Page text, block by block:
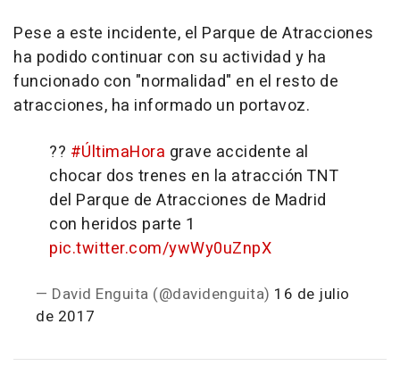
Pese a este incidente, el Parque de Atracciones
ha podido continuar con su actividad y ha
funcionado con "normalidad" en el resto de
atracciones, ha informado un portavoz.
?? #ÚltimaHora grave accidente al
chocar dos trenes en la atracción TNT
del Parque de Atracciones de Madrid
con heridos parte 1
pic.twitter.com/ywWy0uZnpX
— David Enguita (@davidenguita) 16 de julio
de 2017